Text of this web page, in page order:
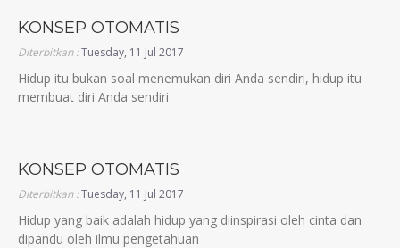
KONSEP OTOMATIS
Diterbitkan :Tuesday, 11 Jul 2017
Hidup itu bukan soal menemukan diri Anda sendiri, hidup itu
membuat diri Anda sendiri
KONSEP OTOMATIS
Diterbitkan :Tuesday, 11 Jul 2017
Hidup yang baik adalah hidup yang diinspirasi oleh cinta dan
dipandu oleh ilmu pengetahuan